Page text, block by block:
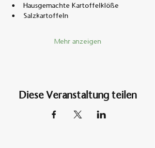
Hausgemachte Kartoffelklöße
Salzkartoffeln
Mehr anzeigen
Diese Veranstaltung teilen